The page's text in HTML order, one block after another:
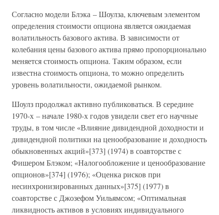
Согласно модели Блэка – Шоулза, ключевым элементом
определения стоимости опциона является ожидаемая
волатильность базового актива. В зависимости от
колебания цены базового актива прямо пропорционально
меняется стоимость опциона. Таким образом, если
известна стоимость опциона, то можно определить
уровень волатильности, ожидаемой рынком.
Шоулз продолжал активно публиковаться. В середине
1970-х – начале 1980-х годов увидели свет его научные
труды, в том числе «Влияние дивидендной доходности и
дивидендной политики на ценообразование и доходность
обыкновенных акций»[373] (1974) в соавторстве с
Фишером Блэком; «Налогообложение и ценообразование
опционов»[374] (1976); «Оценка рисков при
несинхронизированных данных»[375] (1977) в
соавторстве с Джозефом Уильямсом; «Оптимальная
ликвидность активов в условиях индивидуального